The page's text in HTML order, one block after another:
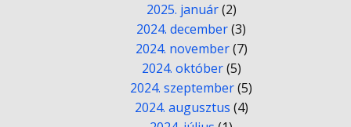
2025. január(2)
2024. december(3)
2024. november(7)
2024. október(5)
2024. szeptember(5)
2024. augusztus (4)